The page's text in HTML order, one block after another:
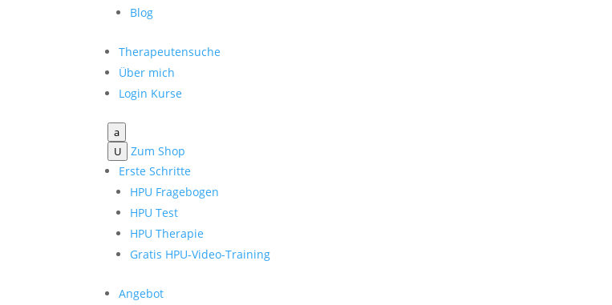
Blog
Therapeutensuche
Über mich
Login Kurse
a
U
Zum Shop
Erste Schritte
HPU Fragebogen
HPU Test
HPU Therapie
Gratis HPU-Video-Training
Angebot